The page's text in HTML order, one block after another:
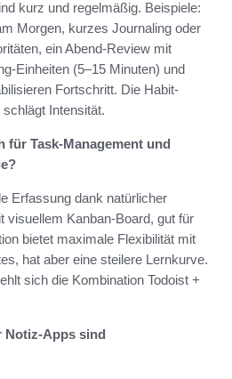
kurz und regelmäßig. Beispiele:
Morgen, kurzes Journaling oder
ein Abend-Review mit
Einheiten (5–15 Minuten) und
Fortschritt. Die Habit-
Intensität.
für Task-Management und
Erfassung dank natürlicher
visuellem Kanban-Board, gut für
bietet maximale Flexibilität mit
hat aber eine steilere Lernkurve.
sich die Kombination Todoist +
Notiz-Apps sind